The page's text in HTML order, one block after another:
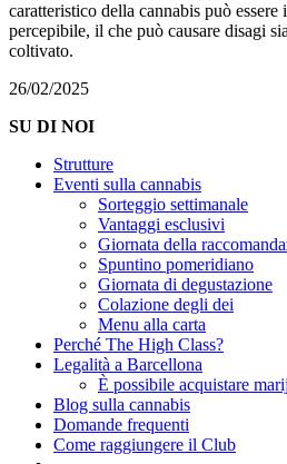
caratteristico della cannabis può essere
percepibile, il che può causare disagi
coltivato.
26/02/2025
SU DI NOI
Strutture
Eventi sulla cannabis
Sorteggio settimanale
Vantaggi esclusivi
Giornata della
Spuntino pomeridiano
Giornata di degustazione
Colazione degli dei
Menu alla carta
Perché The High Class?
Legalità a Barcellona
È possibile acquistare
Blog sulla cannabis
Domande frequenti
Come raggiungere il Club